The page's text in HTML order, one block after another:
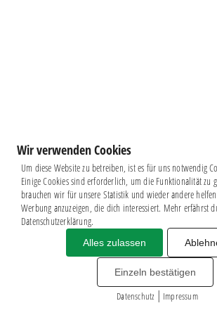
Impressum|Datenschutz
BSG CHEMIE LEIPZIG © 2026
MITGLIEDERZAHL: 2.816
webdesign by3W
Wir verwenden Cookies
Um diese Website zu betreiben, ist es für uns notwendig
Einige Cookies sind erforderlich, um die Funktionalität zu
brauchen wir für unsere Statistik und wieder andere
Werbung anzuzeigen, die dich interessiert. Mehr erfährst
Datenschutzerklärung.
Alles zulassen
Einzeln bestätigen
Datenschutz | Impressum